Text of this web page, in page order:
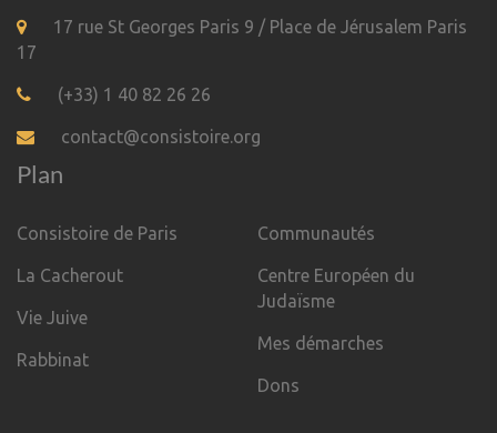
17 rue St Georges Paris 9 / Place de Jérusalem Paris
17
(+33) 1 40 82 26 26
contact@consistoire.org
Plan
Consistoire de Paris
La Cacherout
Vie Juive
Rabbinat
Communautés
Centre Européen du
Judaïsme
Mes démarches
Dons